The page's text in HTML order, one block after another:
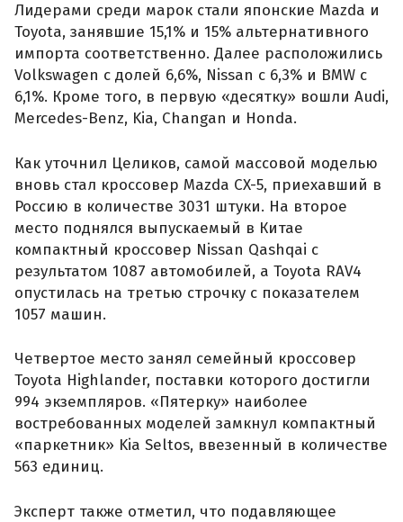
Лидерами среди марок стали японские Mazda и
Toyota, занявшие 15,1% и 15% альтернативного
импорта соответственно. Далее расположились
Volkswagen с долей 6,6%, Nissan с 6,3% и BMW с
6,1%. Кроме того, в первую «десятку» вошли Audi,
Mercedes-Benz, Kia, Changan и Honda.
Как уточнил Целиков, самой массовой моделью
вновь стал кроссовер Mazda CX-5, приехавший в
Россию в количестве 3031 штуки. На второе
место поднялся выпускаемый в Китае
компактный кроссовер Nissan Qashqai с
результатом 1087 автомобилей, а Toyota RAV4
опустилась на третью строчку с показателем
1057 машин.
Четвертое место занял семейный кроссовер
Toyota Highlander, поставки которого достигли
994 экземпляров. «Пятерку» наиболее
востребованных моделей замкнул компактный
«паркетник» Kia Seltos, ввезенный в количестве
563 единиц.
Эксперт также отметил, что подавляющее